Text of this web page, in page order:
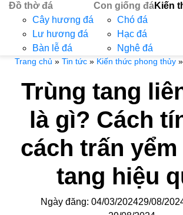
Đồ thờ đá
Cây hương đá
Lư hương đá
Bàn lễ đá
Con giống đá
Chó đá
Hạc đá
Nghê đá
Kiến
Trang chủ » Tin tức » Kiến thức phong thủy »
Trùng tang
là gì? Cách
cách trấn
tang hiệu
Ngày đăng: 04/03/202429/08/